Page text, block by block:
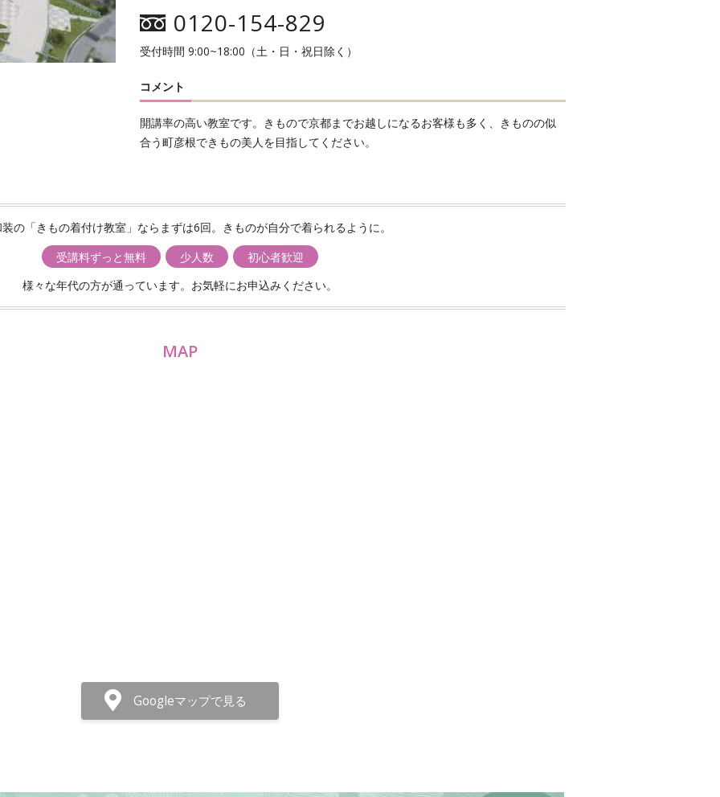
0120-154-829
受付時間 9:00~18:00（土・日・祝日除く）
コメント
開講率の高い教室です。きもので京都までお越しになるお客様も多く、きものの似
合う町彦根できもの美人を目指してください。
の「きもの着付け教室」ならまずは6回。きものが自分で着られるように。
受講料ずっと無料
少人数
初心者歓迎
様々な年代の方が通っています。お気軽にお申込みください。
MAP
Googleマップで見る